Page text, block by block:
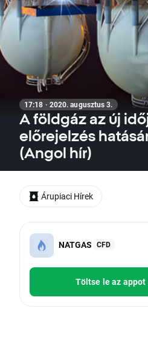
17:18 · 2020. augusztus 3.
A földgáz az új
előrejelzés
(Angol hír)
NATGAS CFD
Töltse le az
Árupiaci Hírek